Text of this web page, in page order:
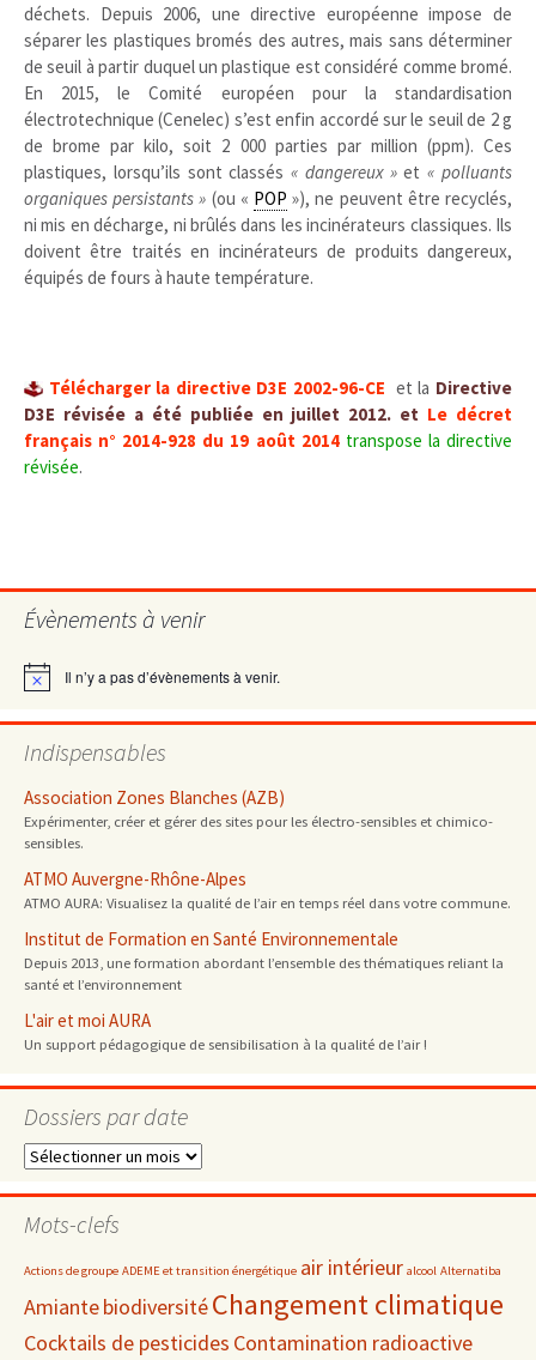
déchets. Depuis 2006, une directive européenne impose de
séparer les plastiques bromés des autres, mais sans déterminer
de seuil à partir duquel un plastique est considéré comme bromé.
En 2015, le Comité européen pour la standardisation
électrotechnique (Cenelec) s’est enfin accordé sur le seuil de 2 g
de brome par kilo, soit 2 000 parties par million (ppm). Ces
plastiques, lorsqu’ils sont classés« dangereux »et« polluants
organiques persistants » (ou « POP »), ne peuvent être recyclés,
ni mis en décharge, ni brûlés dans les incinérateurs classiques. Ils
doivent être traités en incinérateurs de produits dangereux,
équipés de fours à haute température.
Télécharger la directive D3E 2002-96-CE et la Directive
D3E révisée a été publiée en juillet 2012. et Le décret
français n° 2014-928 du 19 août 2014transpose la directive
révisée.
Évènements à venir
Notice Il n’y a pas d’évènements à venir.
Indispensables
Association Zones Blanches (AZB)
Expérimenter, créer et gérer des sites pour les électro-sensibles et chimico-
sensibles.
ATMO Auvergne-Rhône-Alpes
ATMO AURA: Visualisez la qualité de l’air en temps réel dans votre commune.
Institut de Formation en Santé Environnementale
Depuis 2013, une formation abordant l’ensemble des thématiques reliant la
santé et l’environnement
L'air et moi AURA
Un support pédagogique de sensibilisation à la qualité de l’air !
Dossiers par date
Dossiers
date
Mots-clefs
Actions de groupe ADEME et transition énergétique air intérieur alcool Alternatiba
AmiantebiodiversitéChangement climatique
Cocktails de pesticides Contamination radioactive